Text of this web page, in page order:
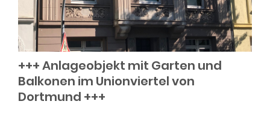
+++ Anlageobjekt mit Garten und
Balkonen im Unionviertel von
Dortmund +++